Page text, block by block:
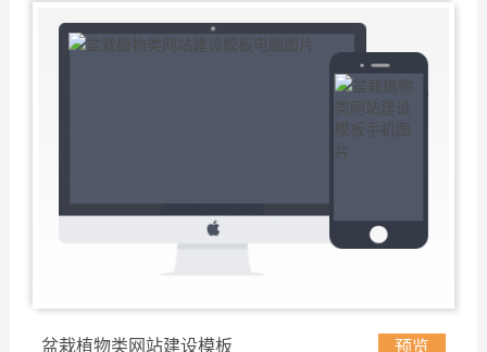
盆栽植物类网站建设模板 预览